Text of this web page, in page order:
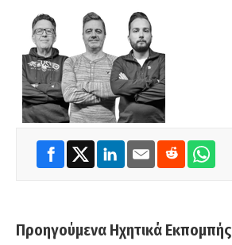
Προηγούμενα Ηχητικά Εκπομπής